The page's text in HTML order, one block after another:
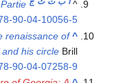
^
90-04-10056-5
^
renaissance of
his circle Brill
90-04-07258-9